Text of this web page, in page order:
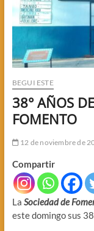
BEGUI ESTE
38° AÑOS
FOMENTO
12 de noviembre de
Compartir
La Sociedad de
este domingo sus